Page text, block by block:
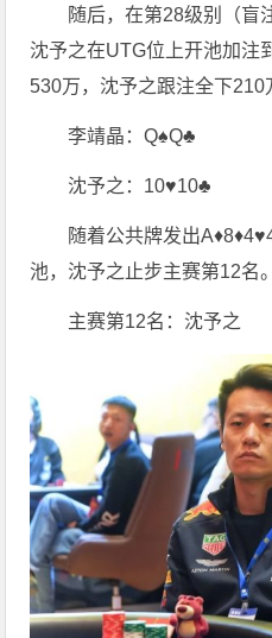
随后，在第28级别（盲
沈予之在UTG位上开池加注
530万，沈予之跟注全下210
李靖晶：Q♠️Q♣️
沈予之：10♥️10♣️
随着公共牌发出
池，沈予之止步主赛第12名。
主赛第12名：沈予之